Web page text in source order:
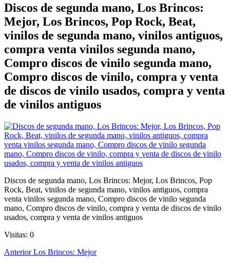
Discos de segunda mano, Los Brincos:
Mejor, Los Brincos, Pop Rock, Beat,
vinilos de segunda mano, vinilos antiguos,
compra venta vinilos segunda mano,
Compro discos de vinilo segunda mano,
Compro discos de vinilo, compra y venta
de discos de vinilo usados, compra y venta
de vinilos antiguos
Discos de segunda mano, Los Brincos: Mejor, Los Brincos, Pop
Rock, Beat, vinilos de segunda mano, vinilos antiguos, compra
venta vinilos segunda mano, Compro discos de vinilo segunda
mano, Compro discos de vinilo, compra y venta de discos de vinilo
usados, compra y venta de vinilos antiguos
Visitas: 0
Navegación
Entrada
Anterior Los Brincos: Mejor